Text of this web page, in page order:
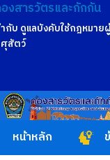
งสารวัตรและกักกัน
กับ ดูแลบังคับใช้กฎหมาย
สัตว์
หน้าหลัก